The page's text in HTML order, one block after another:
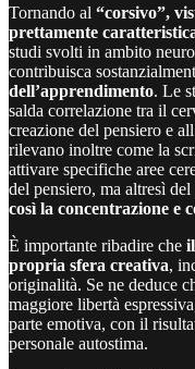
Tornando al “corsivo”,
prettamente
studi svolti in ambito
contribuisca
dell’apprendimento. Le
salda correlazione tra il
creazione del pensiero e
rilevano inoltre come la
attivare specifiche aree
del pensiero, ma altresì
così la concentrazione e
È importante ribadire che
propria sfera creativa,
originalità. Se ne deduce
maggiore libertà
parte emotiva, con il
personale autostima.